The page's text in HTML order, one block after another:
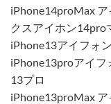
iPhone14proMax
クスアイホン14pro
iPhone13アイフォ
iPhone13proアイ
13プロ
iPhone13proMax